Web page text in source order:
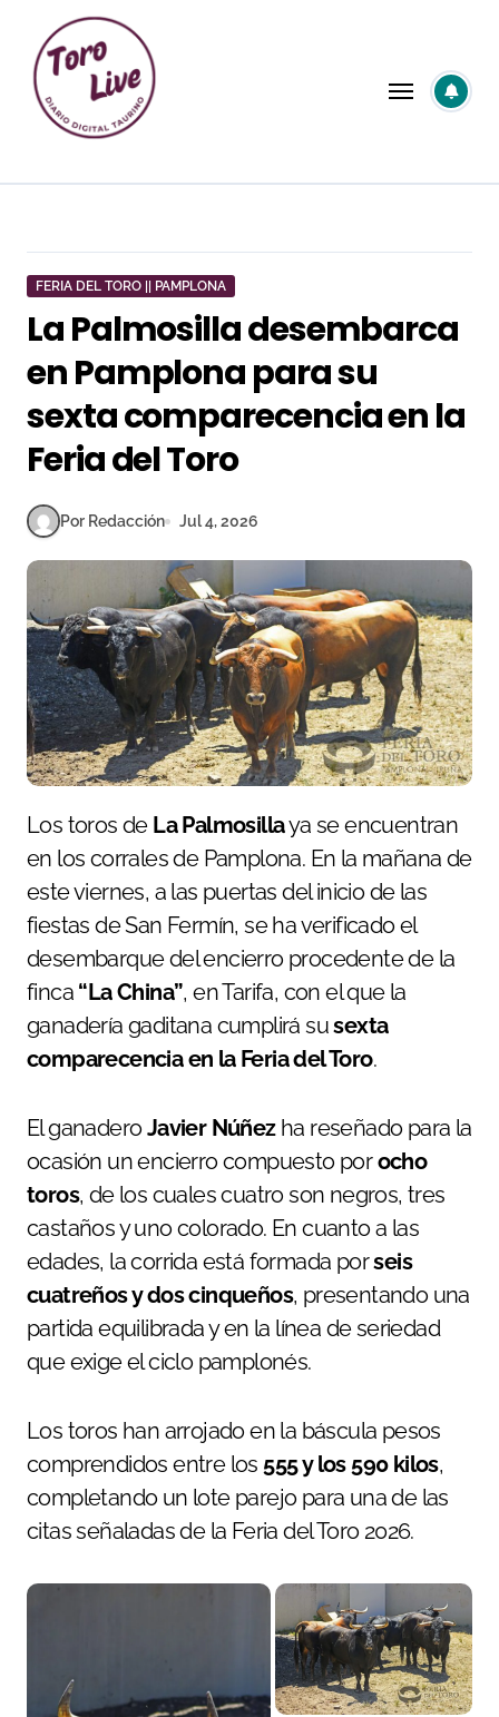
contenido
FERIA DEL TORO || PAMPLONA
La Palmosilla desembarca
en Pamplona para su
sexta comparecencia en la
Feria del Toro
Por Redacción Jul 4, 2026
Los toros de La Palmosillaya se encuentran
en los corrales de Pamplona. En la mañana de
este viernes, a las puertas del inicio de las
fiestas de San Fermín, se ha verificado el
desembarque del encierro procedente de la
finca “La China”, en Tarifa, con el que la
ganadería gaditana cumplirá susexta
comparecencia en la Feria del Toro.
El ganaderoJavier Núñezha reseñado para la
ocasión un encierro compuesto porocho
toros, de los cuales cuatro son negros, tres
castaños y uno colorado. En cuanto a las
edades, la corrida está formada porseis
cuatreños y dos cinqueños, presentando una
partida equilibrada y en la línea de seriedad
que exige el ciclo pamplonés.
Los toros han arrojado en la báscula pesos
comprendidos entre los 555 y los 590 kilos,
completando un lote parejo para una de las
citas señaladas de la Feria del Toro 2026.